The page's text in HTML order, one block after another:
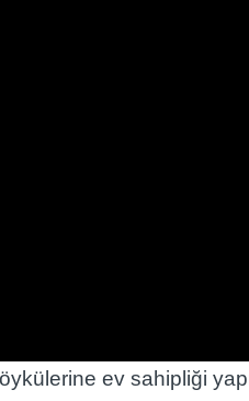
öykülerine ev sahipliği